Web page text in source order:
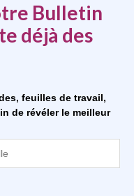
Bulletin
déjà des
feuilles de travail,
de révéler le meilleur